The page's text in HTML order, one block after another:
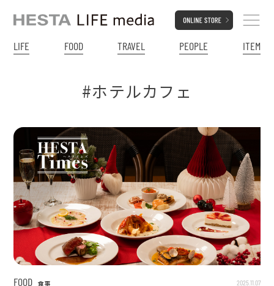
LIFE FOOD TRAVEL PEOPLE ITEM
#ホテルカフェ
FOOD 食事 2025.11.07